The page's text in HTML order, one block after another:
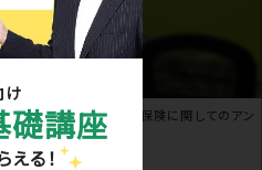
け
礎講座
える！
実施した「貯蓄型生命保険に関してのアン
きました。